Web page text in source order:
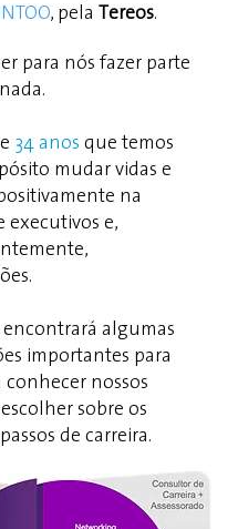
, pela Tereos.
para nós fazer parte
34 anos que temos
mudar vidas e
na
executivos e,
encontrará algumas
importantes para
conhecer nossos
sobre os
de carreira.